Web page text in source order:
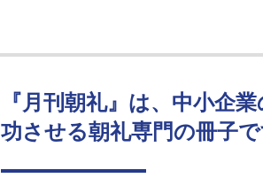
『月刊朝礼』は、中小企
功させる朝礼専門の冊子